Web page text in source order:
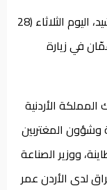
وصل رئيس الجمهورية عبد اللطيف جمال رشيد، اليوم الثلاثاء (28
عمّان في زيارة
الأردنية
وشؤون المغتربين
ووزير الصناعة
لدى الأردن عمر